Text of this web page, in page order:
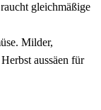
gleichmäßige
Milder,
aussäen für